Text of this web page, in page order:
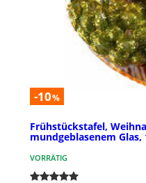
-10%
Frühstückstafel,
mundgeblasenem Glas,
VORRÄTIG